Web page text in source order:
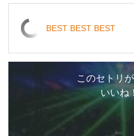
BEST BEST BEST
このセトリ
いいね